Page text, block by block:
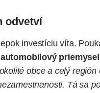
odvetví
investíciu víta.
priemysel
obce a celý
Tá sa